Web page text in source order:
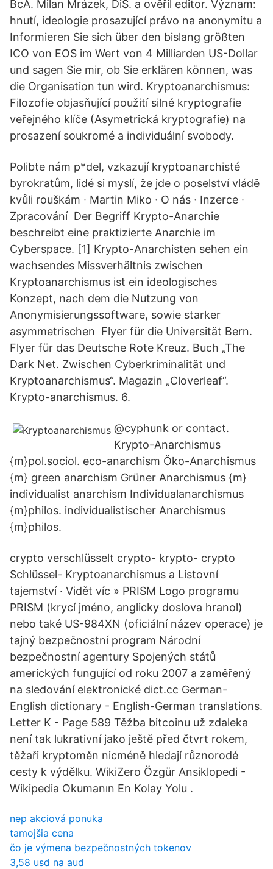
BcA. Milan Mrázek, DiS. a ověřil editor. Význam:
hnutí, ideologie prosazující právo na anonymitu a
Informieren Sie sich über den bislang größten
ICO von EOS im Wert von 4 Milliarden US-Dollar
und sagen Sie mir, ob Sie erklären können, was
die Organisation tun wird. Kryptoanarchismus:
Filozofie objasňující použití silné kryptografie
veřejného klíče (Asymetrická kryptografie) na
prosazení soukromé a individuální svobody.
Polibte nám p*del, vzkazují kryptoanarchisté
byrokratům, lidé si myslí, že jde o poselství vládě
kvůli rouškám · Martin Miko · O nás · Inzerce ·
Zpracování Der Begriff Krypto-Anarchie
beschreibt eine praktizierte Anarchie im
Cyberspace. [1] Krypto-Anarchisten sehen ein
wachsendes Missverhältnis zwischen
Kryptoanarchismus ist ein ideologisches
Konzept, nach dem die Nutzung von
Anonymisierungssoftware, sowie starker
asymmetrischen Flyer für die Universität Bern.
Flyer für das Deutsche Rote Kreuz. Buch „The
Dark Net. Zwischen Cyberkriminalität und
Kryptoanarchismus“. Magazin „Cloverleaf“.
Krypto-anarchismus. 6.
@cyphunk or contact.
Krypto-Anarchismus
{m}pol.sociol. eco-anarchism Öko-Anarchismus
{m} green anarchism Grüner Anarchismus {m}
individualist anarchism Individualanarchismus
{m}philos. individualistischer Anarchismus
{m}philos.
crypto verschlüsselt crypto- krypto- crypto
Schlüssel- Kryptoanarchismus a Listovní
tajemství · Vidět víc » PRISM Logo programu
PRISM (krycí jméno, anglicky doslova hranol)
nebo také US-984XN (oficiální název operace) je
tajný bezpečnostní program Národní
bezpečnostní agentury Spojených států
amerických fungující od roku 2007 a zaměřený
na sledování elektronické dict.cc German-
English dictionary - English-German translations.
Letter K - Page 589 Těžba bitcoinu už zdaleka
není tak lukrativní jako ještě před čtvrt rokem,
těžaři kryptoměn nicméně hledají různorodé
cesty k výdělku. WikiZero Özgür Ansiklopedi -
Wikipedia Okumanın En Kolay Yolu .
nep akciová ponuka
tamojšia cena
čo je výmena bezpečnostných tokenov
3,58 usd na aud